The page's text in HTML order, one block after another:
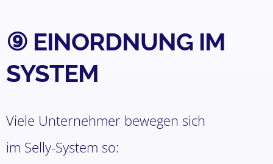
⑨ EINORDNUNG IM
SYSTEM
Viele Unternehmer bewegen sich
im Selly-System so: